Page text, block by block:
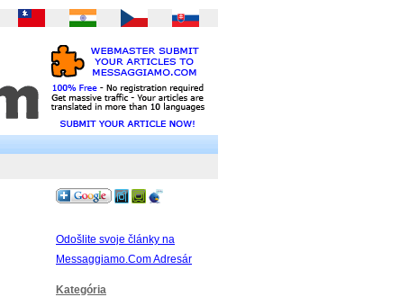
Odošlite svoje články na
Messaggiamo.Com Adresár
Kategória